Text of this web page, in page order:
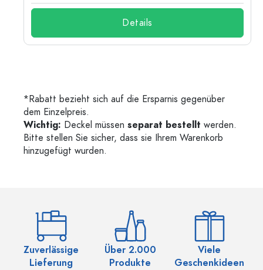
Details
*Rabatt bezieht sich auf die Ersparnis gegenüber
dem Einzelpreis.
Wichtig: Deckel müssen separat bestellt werden.
Bitte stellen Sie sicher, dass sie Ihrem Warenkorb
hinzugefügt wurden.
Zuverlässige
Lieferung
Über 2.000
Produkte
Viele
Geschenkideen